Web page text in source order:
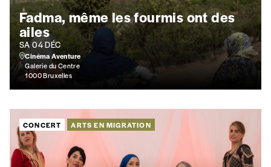
Code postal
Pays
n°
Fadma, même les fourmis ont des
ailes
SA 04 DÉC
Cinéma Aventure
Galerie du Centre
1000 Bruxelles
CONCERT ARTS EN MIGRATION